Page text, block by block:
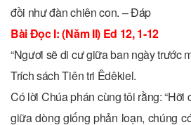
đồi như đàn chiên con. – Đáp
Bài Ðọc I: (Năm II) Ed 12, 1-12
“Ngươi sẽ di cư giữa ban ngày trước
Trích sách Tiên tri Êdêkiel.
Có lời Chúa phán cùng tôi rằng:
giữa dòng giống phản loạn, chúng